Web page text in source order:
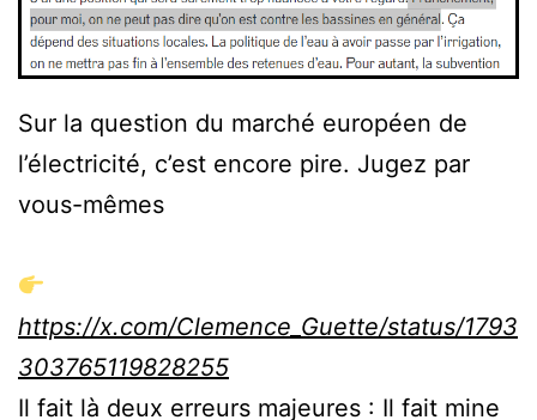
Sur la question du marché européen de
l’électricité, c’est encore pire. Jugez par
vous-mêmes
https://x.com/Clemence_Guette/status/1793
303765119828255
Il fait là deux erreurs majeures : Il fait mine